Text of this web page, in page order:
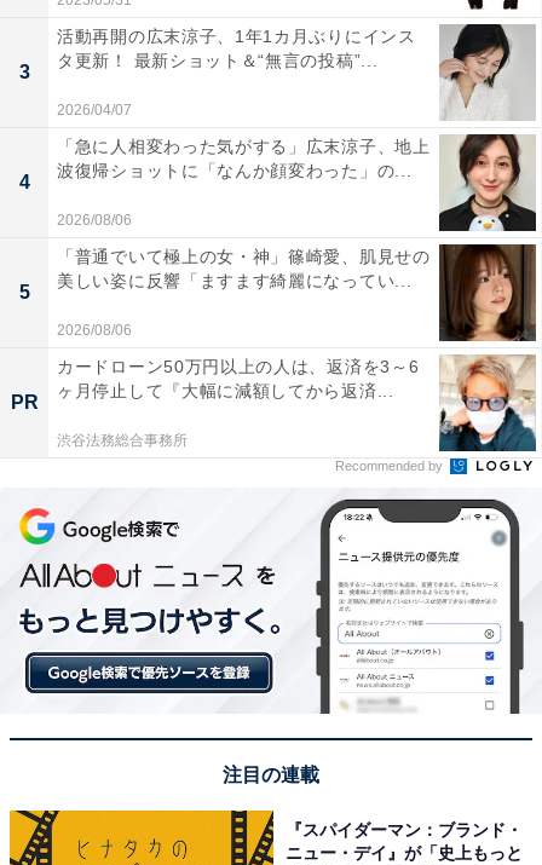
3
活動再開の広末涼子、1年1カ月ぶりにインス
タ更新！ 最新ショット＆“無言の投稿”...
2026/04/07
4
「急に人相変わった気がする」広末涼子、地上
波復帰ショットに「なんか顔変わった」の...
2026/08/06
5
「普通でいて極上の女・神」篠崎愛、肌見せの
美しい姿に反響「ますます綺麗になってい...
2026/08/06
PR
カードローン50万円以上の人は、返済を3～6
ヶ月停止して『大幅に減額してから返済...
渋谷法務総合事務所
Recommended by
注目の連載
『スパイダーマン：ブランド・
ニュー・デイ』が「史上もっと